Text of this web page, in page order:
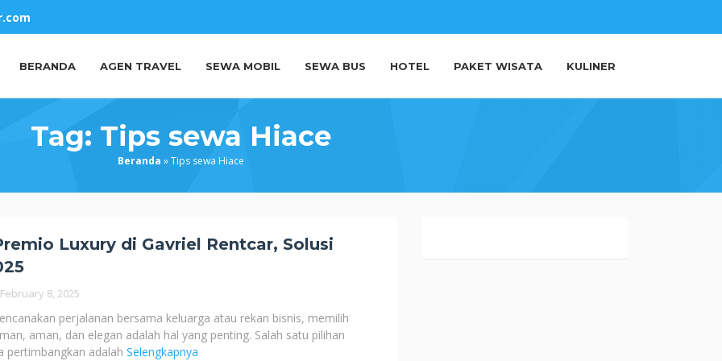
BERANDA AGEN TRAVEL SEWA MOBIL SEWA BUS HOTEL PAKET WISATA KULINER
Tag: Tips sewa Hiace
Beranda »Tips sewa Hiace
Luxury di Gavriel Rentcar, Solusi
February 8, 2025
perjalanan bersama keluarga atau rekan bisnis, memilih
aman, dan elegan adalah hal yang penting. Salah satu pilihan
pertimbangkan adalah Selengkapnya